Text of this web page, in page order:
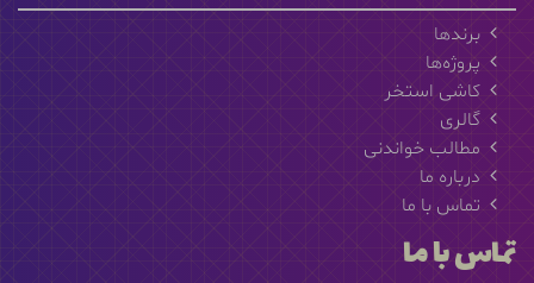
برندها
پروژه‌ها
کاشی استخر
گالری
مطالب خواندنی
درباره ما
تماس با ما
تماس با ما